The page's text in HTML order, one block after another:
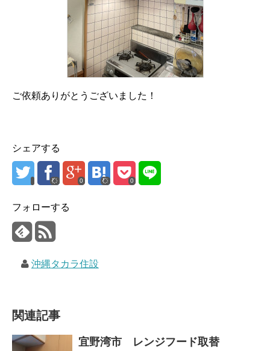
ご依頼ありがとうございました！
シェアする
0 0
フォローする
沖縄タカラ住設
関連記事
宜野湾市 レンジフード取替